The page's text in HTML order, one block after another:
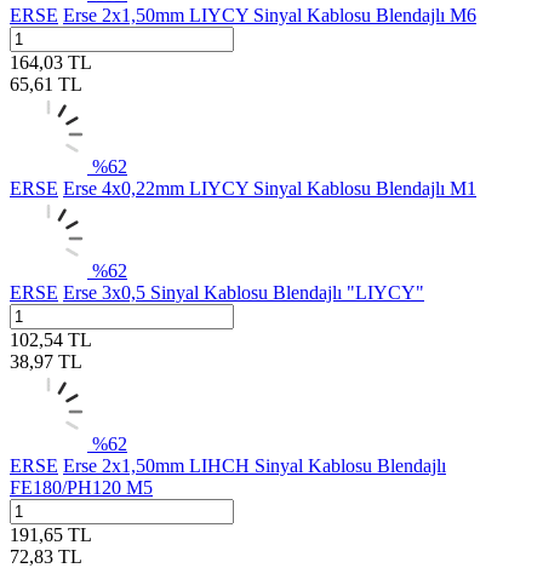
ERSE Erse 2x1,50mm LIYCY Sinyal Kablosu Blendajlı M6
164,03 TL
65,61 TL
%62
ERSE Erse 4x0,22mm LIYCY Sinyal Kablosu Blendajlı M1
%62
ERSE Erse 3x0,5 Sinyal Kablosu Blendajlı "LIYCY"
102,54 TL
38,97 TL
%62
ERSE Erse 2x1,50mm LIHCH Sinyal Kablosu Blendajlı
FE180/PH120 M5
191,65 TL
72,83 TL